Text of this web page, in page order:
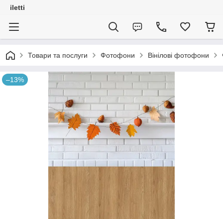
iletti
Товари та послуги Фотофони Вінілові фотофони
–13%